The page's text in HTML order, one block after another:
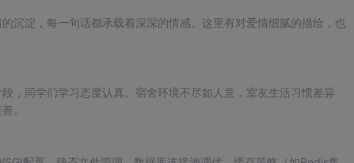
沉淀，每一句话都承载着深深的情感。这里有对爱情细腻的描绘，也
，同学们学习态度认真。宿舍环境不尽如人意，室友生活习惯差异
。